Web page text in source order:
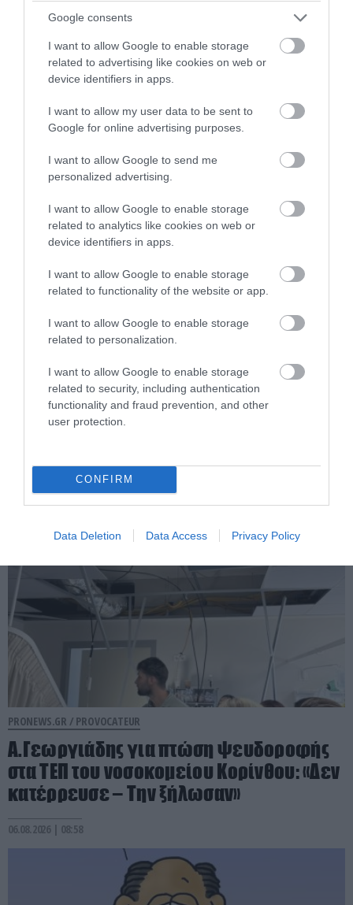
Google consents
I want to allow Google to enable storage
related to advertising like cookies on web or
device identifiers in apps.
I want to allow my user data to be sent to
Google for online advertising purposes.
I want to allow Google to send me
personalized advertising.
I want to allow Google to enable storage
related to analytics like cookies on web or
device identifiers in apps.
I want to allow Google to enable storage
related to functionality of the website or app.
I want to allow Google to enable storage
related to personalization.
I want to allow Google to enable storage
related to security, including authentication
functionality and fraud prevention, and other
user protection.
CONFIRM
Data Deletion Data Access Privacy Policy
PRONEWS.GR /PROVOCATEUR
«Όταν δόθηκε εντολή εκκένωσης για το
Πόρτο Γερμενό οι πυροσβέστες έφυγαν
πρώτοι»!
06.08.2026 | 09:14
PRONEWS.GR /PROVOCATEUR
Σ.Ξαρχάκος σε Κ.Μητσοτάκη:
(βίντεο)
06.08.2026 | 09:13
PRONEWS.GR / PROVOCATEUR
Α.Γεωργιάδης για πτώση ψευδοροφής
στα ΤΕΠ του νοσοκομείου Κορίνθου: «Δεν
κατέρρευσε – Την ξήλωσαν»
06.08.2026 | 08:58